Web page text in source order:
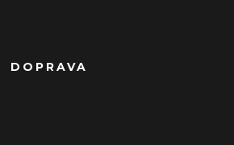
DOPRAVA